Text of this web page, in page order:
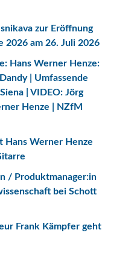
zur Eröffnung
2026 am 26. Juli 2026
Hans Werner Henze:
Umfassende
| VIDEO: Jörg
Henze
NZfM
Hans Werner Henze
/ Produktmanager:in
bei Schott
Frank Kämpfer geht